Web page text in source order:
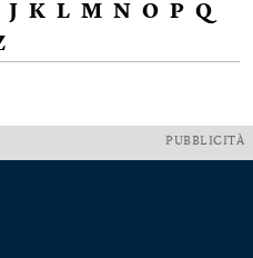
J K L M N O P Q
PUBBLICITÀ